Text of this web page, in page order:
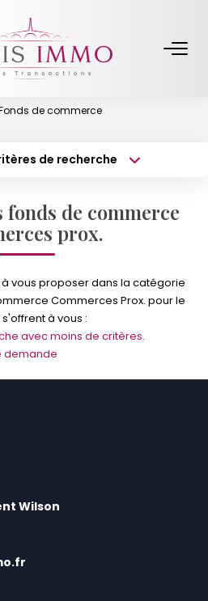
BIENS
Acheter
Market
GÉRER
AGENCE
de commerce
de recherche
fonds de commerce
prox.
vous proposer dans la catégorie
Commerces Prox. pour le
à vous :
avec moins de critères.
demande
Wilson